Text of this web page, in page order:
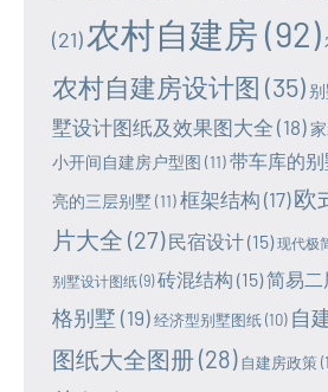
(21)农村自建房 (92)
农村自建房设计图 (35)
墅设计图纸及效果图大全 (18)
小开间自建房户型图 (11)带车库的
亮的三层别墅 (11)框架结构 (17) 欧
片大全 (27) 民宿设计(15) 现代极
别墅设计图纸(9) 砖混结构 (15)简易二
格别墅 (19)经济型别墅图纸(10) 自
图纸大全图册 (28) 自建房政策